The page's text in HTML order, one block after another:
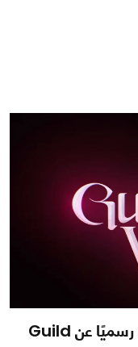
بعد انتظار دام نحو 15 عامًا.. الإعلان رسميًا عن Guild